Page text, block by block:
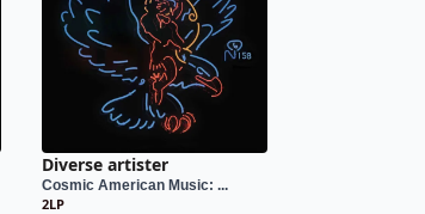
Diverse artister
Cosmic American Music: ...
2LP